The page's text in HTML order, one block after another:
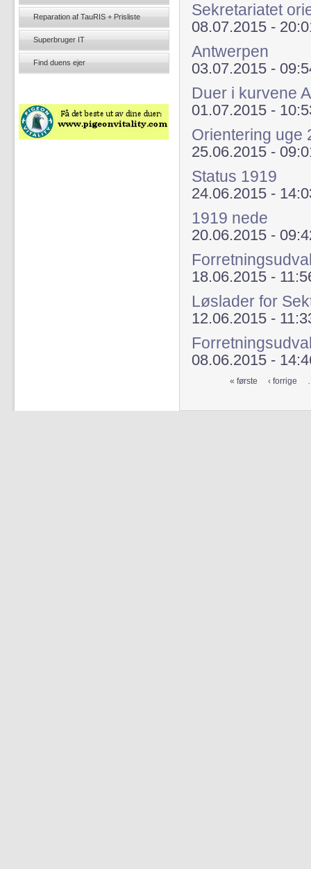
Sekretariatet
08.07.2015 -
Antwerpen
03.07.2015 -
Duer i kurvene
01.07.2015 -
Orientering uge
25.06.2015 -
Status 1919
24.06.2015 -
1919 nede
20.06.2015 -
18.06.2015 -
Løslader for
12.06.2015 -
08.06.2015 -
« første ‹ forrige
Reparation af TauRIS + Prisliste
Superbruger IT
Find duens ejer